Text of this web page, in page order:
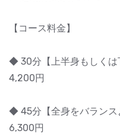
【コース料金】
◆ 30分【上半身もしくは
4,200円
◆ 45分【全身をバランス
6,300円